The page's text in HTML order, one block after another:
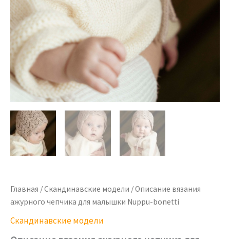
Главная /Скандинавские модели / Описание вязания
ажурного чепчика для малышки Nuppu-bonetti
Скандинавские модели